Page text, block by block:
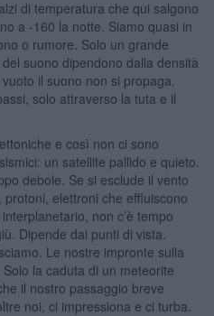
di temperatura che qui salgono
a -160 la notte. Siamo quasi in
o rumore. Solo un grande
suono dipendono dalla densità
il suono non si propaga.
solo attraverso la tuta e il
e così non ci sono
un satellite pallido e quieto.
debole. Se si esclude il vento
elettroni che effluiscono
non c’è tempo
Dipende dai punti di vista.
Le nostre impronte sulla
la caduta di un meteorite
il nostro passaggio breve
noi, ci impressiona e ci turba.